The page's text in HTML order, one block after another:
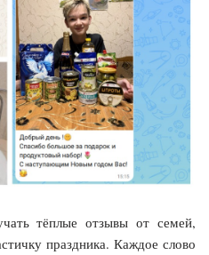
тёплые отзывы от семей,
праздника. Каждое слово